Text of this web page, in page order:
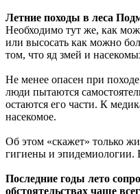
Летние походы в леса
Необходимо тут же, как
или высосать как можно
том, что яд змей и
Не менее опасен при
люди пытаются
остаются его части. К
насекомое.
Об этом «скажет» только
гигиены и эпидемиологии.
Последние годы лето
обстоятельствах чаще